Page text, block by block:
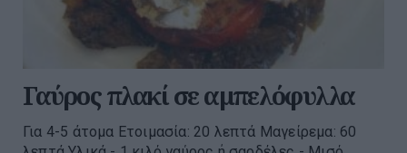
Γαύρος πλακί σε αμπελόφυλλα
Για 4-5 άτομα Ετοιμασία: 20 λεπτά Μαγείρεμα: 60